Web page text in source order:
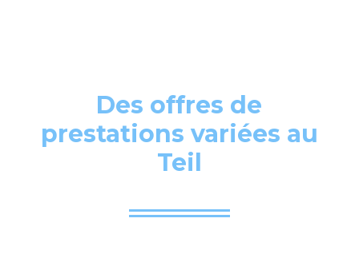
Des offres de
prestations variées au
Teil